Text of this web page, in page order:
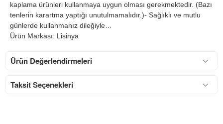
kaplama ürünleri kullanmaya uygun olması gerekmektedir. (Bazı
tenlerin karartma yaptığı unutulmamalıdır.)- Sağlıklı ve mutlu
günlerde kullanmanız dileğiyle…
Ürün Markası: Lisinya
Ürün Değerlendirmeleri
Taksit Seçenekleri